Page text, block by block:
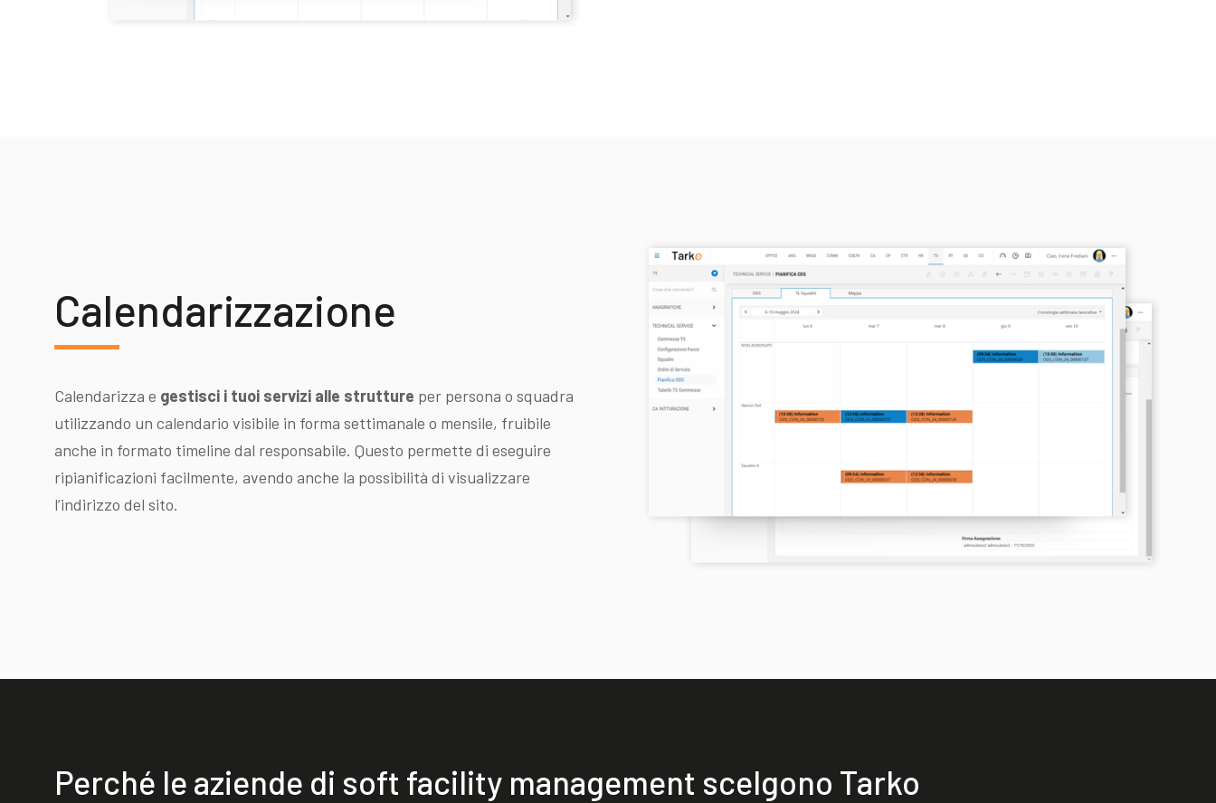
Calendarizzazione
Calendarizza e gestisci i tuoi servizi alle strutture per persona o squadra
utilizzando un calendario visibile in forma settimanale o mensile, fruibile
anche in formato timeline dal responsabile. Questo permette di eseguire
ripianificazioni facilmente, avendo anche la possibilità di visualizzare
l’indirizzo del sito.
Perché le aziende di soft facility management scelgono Tarko